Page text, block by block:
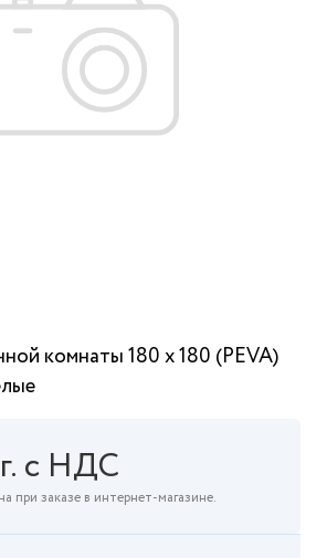
комнаты 180 х 180 (РEVA)
с НДС
при заказе в интернет-магазине.